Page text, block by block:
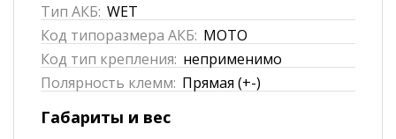
Тип АКБ: WET
Код типоразмера АКБ: MOTO
Код тип крепления: неприменимо
Полярность клемм: Прямая (+-)
Габариты и вес